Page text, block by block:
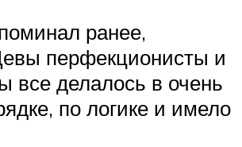
ранее,
перфекционисты и
все делалось в очень
по логике и имело